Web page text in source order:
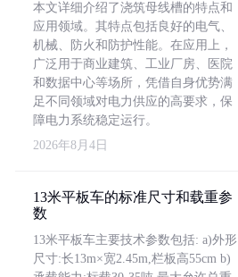
本文详细介绍了浇筑母线槽的特点和
应用领域。其特点包括良好的电气、
机械、防火和防护性能。在应用上，
广泛用于商业建筑、工业厂房、医院
和数据中心等场所，凭借自身优势满
足不同领域对电力供应的高要求，保
障电力系统稳定运行。
2026年8月4日
13米平板车的标准尺寸和载重参
数
13米平板车主要技术参数包括: a)外形
尺寸:长13m×宽2.45m,栏板高55cm b)